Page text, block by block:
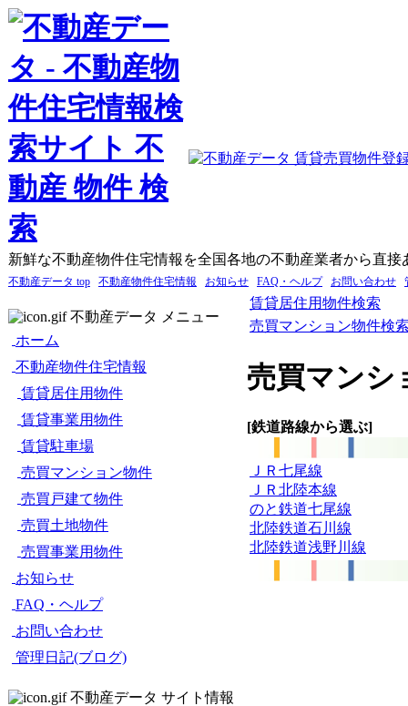
新鮮な不動産物件住宅情報を全国各地の不動産業者から直接
不動産データ top 不動産物件住宅情報 お知らせ FAQ・ヘルプ お問い合わせ
不動産データ メニュー
ホーム
不動産物件住宅情報
賃貸居住用物件
賃貸事業用物件
賃貸駐車場
売買マンション物件
売買戸建て物件
売買土地物件
売買事業用物件
お知らせ
FAQ・ヘルプ
お問い合わせ
管理日記(ブログ)
不動産データ サイト情報
賃貸居住用物件検索
売買マンション物件検
売買マンシ
[鉄道路線から選ぶ]
ＪＲ七尾線
ＪＲ北陸本線
のと鉄道七尾線
北陸鉄道石川線
北陸鉄道浅野川線